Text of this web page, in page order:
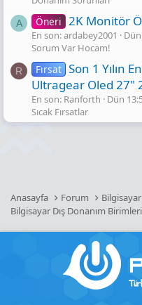
A Öneri 2K Monitör
En son: ardabey2001
Sorum Var Hocam!
R Fırsat Son 1 Yılın
Ultragear Oled 27"
En son: Ranforth
Dün
Sıcak Fırsatlar
Anasayfa Forum
Bilgisayar Dış Donanım Birimleri